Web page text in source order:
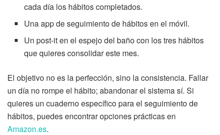
cada día los hábitos completados.
Una app de seguimiento de hábitos en el móvil.
Un post-it en el espejo del baño con los tres hábitos
que quieres consolidar este mes.
El objetivo no es la perfección, sino la consistencia. Fallar
un día no rompe el hábito; abandonar el sistema sí. Si
quieres un cuaderno específico para el seguimiento de
hábitos, puedes encontrar opciones prácticas en
Amazon.es.